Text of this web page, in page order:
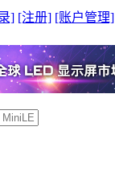
] [注册] [账户管理]